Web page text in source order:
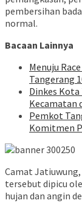
pembersihan
normal.
Bacaan Lainnya
Menuju
Tangerang
Dinkes
Kecamatan
Pemkot
Komitmen
Camat
tersebut dipicu
hujan dan angin